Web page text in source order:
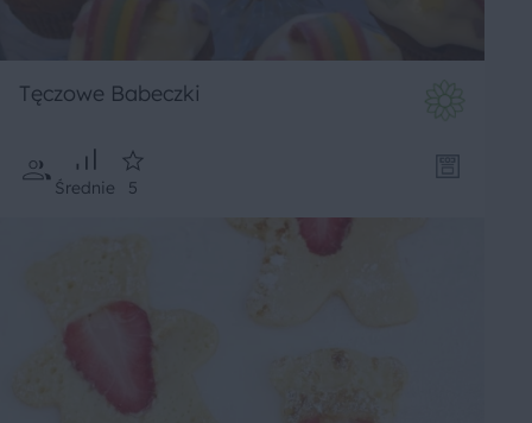
Tęczowe Babeczki
Średnie 5